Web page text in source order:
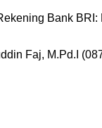
Bank
Faj, M.Pd.I